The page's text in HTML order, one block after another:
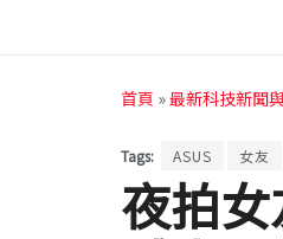
首頁 »最新科技新聞
Tags: ASUS 女友
夜拍